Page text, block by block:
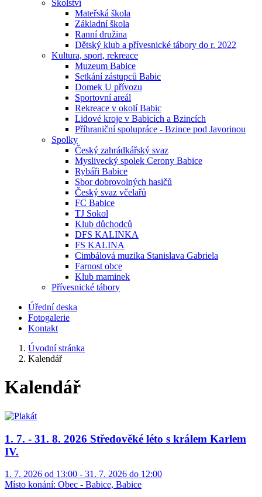
Školství
Mateřská škola
Základní škola
Ranní družina
Dětský klub a přívesnické tábory do r. 2022
Kultura, sport, rekreace
Muzeum Babice
Setkání zástupců Babic
Domek U přívozu
Sportovní areál
Rekreace v okolí Babic
Lidové kroje v Babicích a Bzincích
Příhraniční spolupráce - Bzince pod Javorinou
Spolky
Český zahrádkářský svaz
Myslivecký spolek Cerony Babice
Rybáři Babice
Sbor dobrovolných hasičů
Český svaz včelařů
FC Babice
TJ Sokol
Klub důchodců
DFS KALINKA
FS KALINA
Cimbálová muzika Stanislava Gabriela
Farnost obce
Klub maminek
Přívesnické tábory
Úřední deska
Fotogalerie
Kontakt
Úvodní stránka
Kalendář
Kalendář
1. 7. - 31. 8. 2026 Středověké léto s králem Karlem
IV.
1. 7. 2026 od 13:00 - 31. 7. 2026 do 12:00
Místo konání: Obec - Babice, Babice